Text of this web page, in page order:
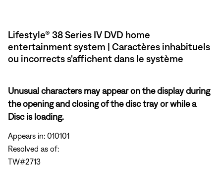
Lifestyle® 38 Series IV DVD home
entertainment system | Caractères inhabituels
ou incorrects s'affichent dans le système
Unusual characters may appear on the display during
the opening and closing of the disc tray or while a
Disc is loading.
Appears in: 010101
Resolved as of:
TW#2713